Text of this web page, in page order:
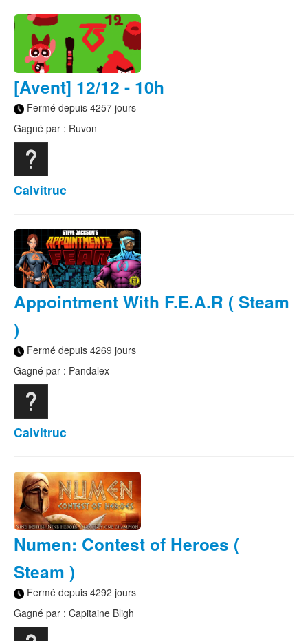
[Avent] 12/12 - 10h
Fermé depuis 4257 jours
Gagné par : Ruvon
Calvitruc
Appointment With F.E.A.R ( Steam
)
Fermé depuis 4269 jours
Gagné par : Pandalex
Calvitruc
Numen: Contest of Heroes (
Steam )
Fermé depuis 4292 jours
Gagné par : Capitaine Bligh